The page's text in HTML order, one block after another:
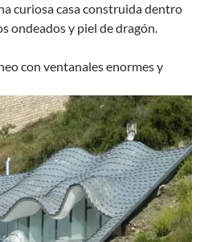
curiosa casa construida dentro
ondeados y piel de dragón.
con ventanales enormes y